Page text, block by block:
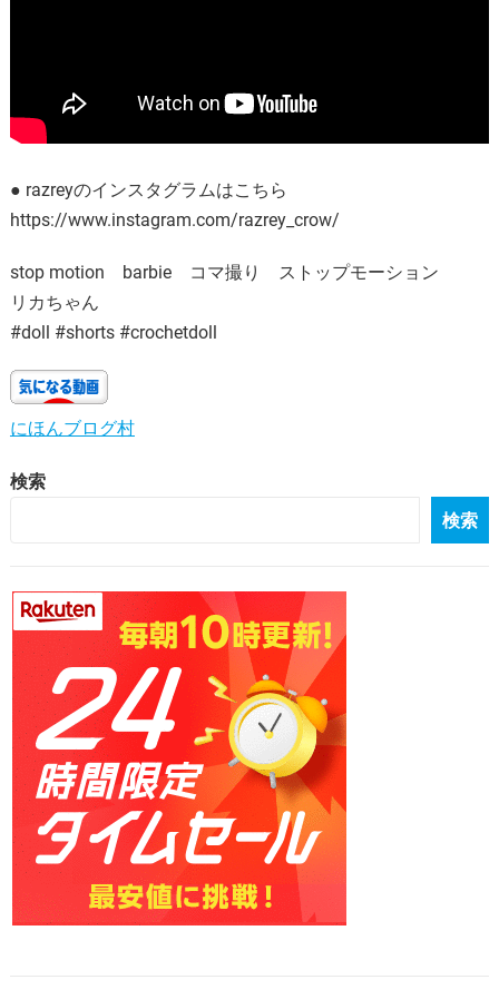
● razreyのインスタグラムはこちら
https://www.instagram.com/razrey_crow/
stop motion barbie コマ撮り ストップモーション
リカちゃん
#doll #shorts #crochetdoll
にほんブログ村
検索
検索